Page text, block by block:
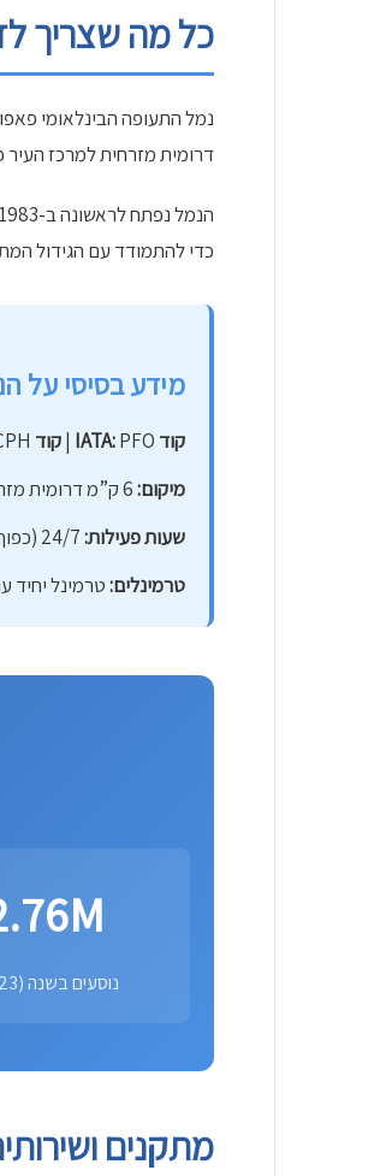
כל מה שצריך
דרומית מזרחית למרכז העיר
כדי להתמודד עם הגידול
מידע בסיסי על
קוד IATA: PFO | קוד ICAO:
מיקום:
שעות פעילות:
טרמינלים:טרמינל יחיד
נוסעים בשנה (2023)
מתקנים